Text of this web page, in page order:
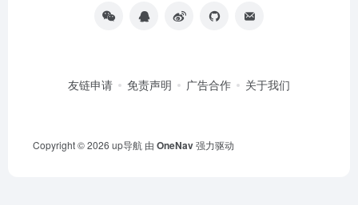
友链申请 免责声明 广告合作 关于我们
Copyright © 2026 up导航 由 OneNav强力驱动